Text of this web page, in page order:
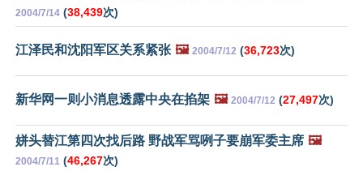
2004/7/14 (38,439次)
江泽民和沈阳军区关系紧张 🖼️ 2004/7/12 (36,723次)
新华网一则小消息透露中央在掐架 🖼️ 2004/7/12 (27,497次)
姘头替江第四次找后路 野战军骂咧子要崩军委主席 🖼️
2004/7/11 (46,267次)